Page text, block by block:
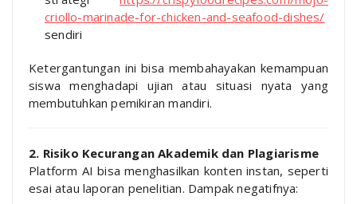
criollo-marinade-for-chicken-and-seafood-dishes/
sendiri
Ketergantungan ini bisa membahayakan kemampuan
siswa menghadapi ujian atau situasi nyata yang
membutuhkan pemikiran mandiri.
2. Risiko Kecurangan Akademik dan Plagiarisme
Platform AI bisa menghasilkan konten instan, seperti
esai atau laporan penelitian. Dampak negatifnya: